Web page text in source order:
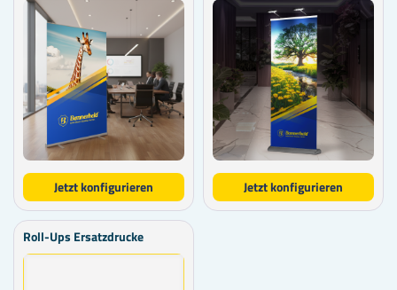
Jetzt konfigurieren Jetzt konfigurieren
Roll-Ups Ersatzdrucke